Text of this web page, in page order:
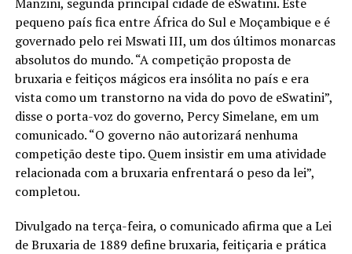
pequeno país fica entre África do Sul e Moçambique e é
governado pelo rei Mswati III, um dos últimos monarcas
absolutos do mundo. “A competição proposta de
bruxaria e feitiços mágicos era insólita no país e era
vista como um transtorno na vida do povo de eSwatini”,
disse o porta-voz do governo, Percy Simelane, em um
comunicado. “O governo não autorizará nenhuma
competição deste tipo. Quem insistir em uma atividade
relacionada com a bruxaria enfrentará o peso da lei”,
completou.
Divulgado na terça-feira, o comunicado afirma que a Lei
de Bruxaria de 1889 define bruxaria, feitiçaria e prática